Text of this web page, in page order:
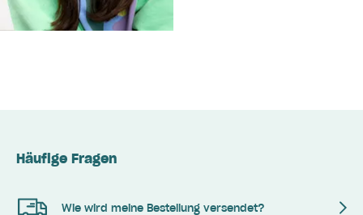
Häufige Fragen
Wie wird meine Bestellung versendet?